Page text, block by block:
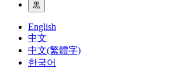
黒
English
中文
中文(繁體字)
한국어